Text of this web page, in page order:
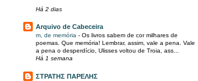
Há 2 dias
Arquivo de Cabeceira
m, de memória - Os livros sabem de cor milhares de
poemas. Que memória! Lembrar, assim, vale a pena. Vale
a pena o desperdício, Ulisses voltou de Troia, ass...
Há 1 semana
ΣΤΡΑΤΗΣ ΠΑΡΕΛΗΣ